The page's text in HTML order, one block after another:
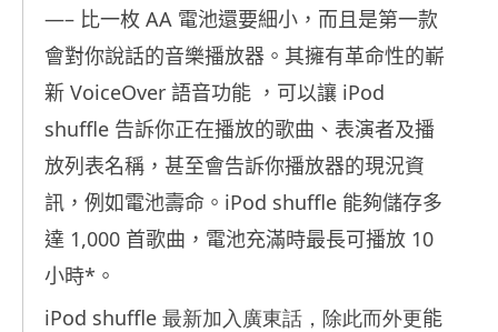
—– 比一枚 AA 電池還要細小 ， 而且是第一款
會對你說話的音樂播放器。其擁有革命性的嶄
新 VoiceOver 語音功能 ，可以讓 iPod
shuffle 告訴你正在播放的歌曲、表演者及播
放列表名稱 ， 甚至會告訴你播放器的現況資
訊，例如電池壽命 。 iPod shuffle 能夠儲存多
達 1,000 首歌曲 ， 電池充滿時最長可播放 10
小時* 。
iPod shuffle 最新加入廣東話，除此而外更能